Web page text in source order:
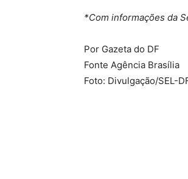
*Com informações da
Por Gazeta do DF
Fonte Agência Brasília
Foto: Divulgação/SEL-